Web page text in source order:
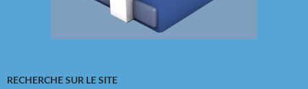
RECHERCHE SUR LE SITE